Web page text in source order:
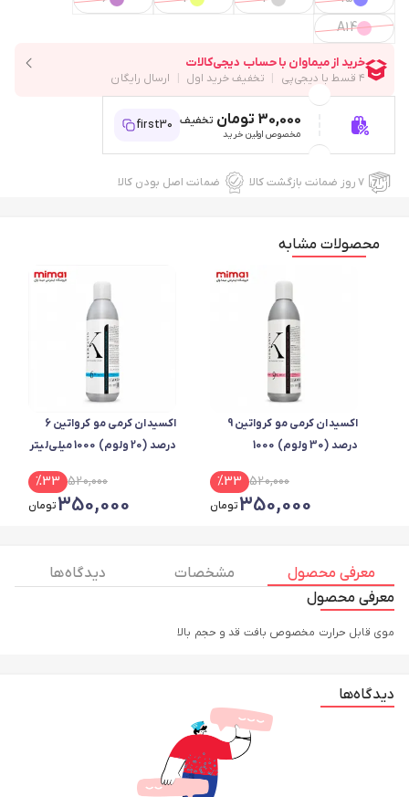
A14
30,000 تومان تخفیف
مخصوص اولین خرید
first30
۷ روز ضمانت بازگشت کالا ضمانت اصل بودن کالا
محصولات مشابه
اکسیدان کرمی مو کرواتین 9
درصد (30 ولوم) 1000
520,000
%33
350,000تومان
اکسیدان کرمی مو کرواتین 6
درصد (20 ولوم) 1000 میلی‌لیتر
520,000
%33
350,000تومان
معرفی محصول مشخصات
دیدگاه ها
معرفی محصول
موی قابل حرارت مخصوص بافت قد و حجم بالا
دیدگاه‌ها